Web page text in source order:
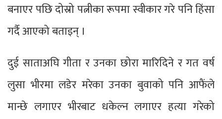
बनाएर पछि दोस्रो पत्नीका रूपमा स्वीकार गरे पनि हिंसा
गर्दै आएको बताइन् ।
दुई साताअघि गीता र उनका छोरा मारिदिने र गत वर्ष
लुसा भीरमा लडेर मरेका उनका बुवाको पनि आफैंले
मान्छे लगाएर भीरबाट धकेल्न लगाएर हत्या गरेको